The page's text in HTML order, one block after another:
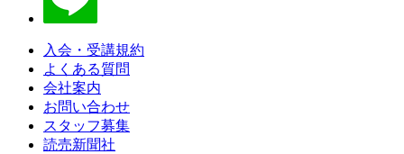
入会・受講規約
よくある質問
会社案内
お問い合わせ
スタッフ募集
読売新聞社